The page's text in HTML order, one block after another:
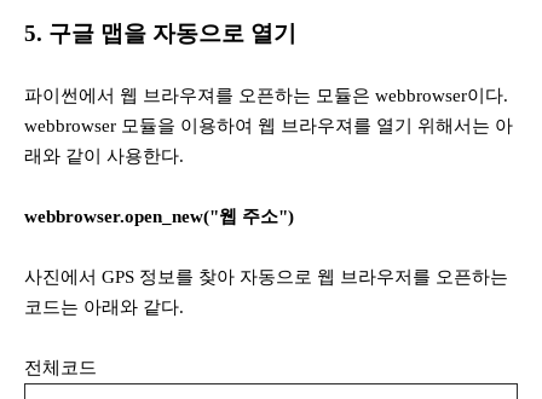
5. 구글 맵을 자동으로 열기
파이썬에서 웹 브라우져를 오픈하는 모듈은 webbrowser이다.
webbrowser 모듈을 이용하여 웹 브라우져를 열기 위해서는 아
래와 같이 사용한다.
webbrowser.open_new("웹 주소")
사진에서 GPS 정보를 찾아 자동으로 웹 브라우저를 오픈하는
코드는 아래와 같다.
전체코드